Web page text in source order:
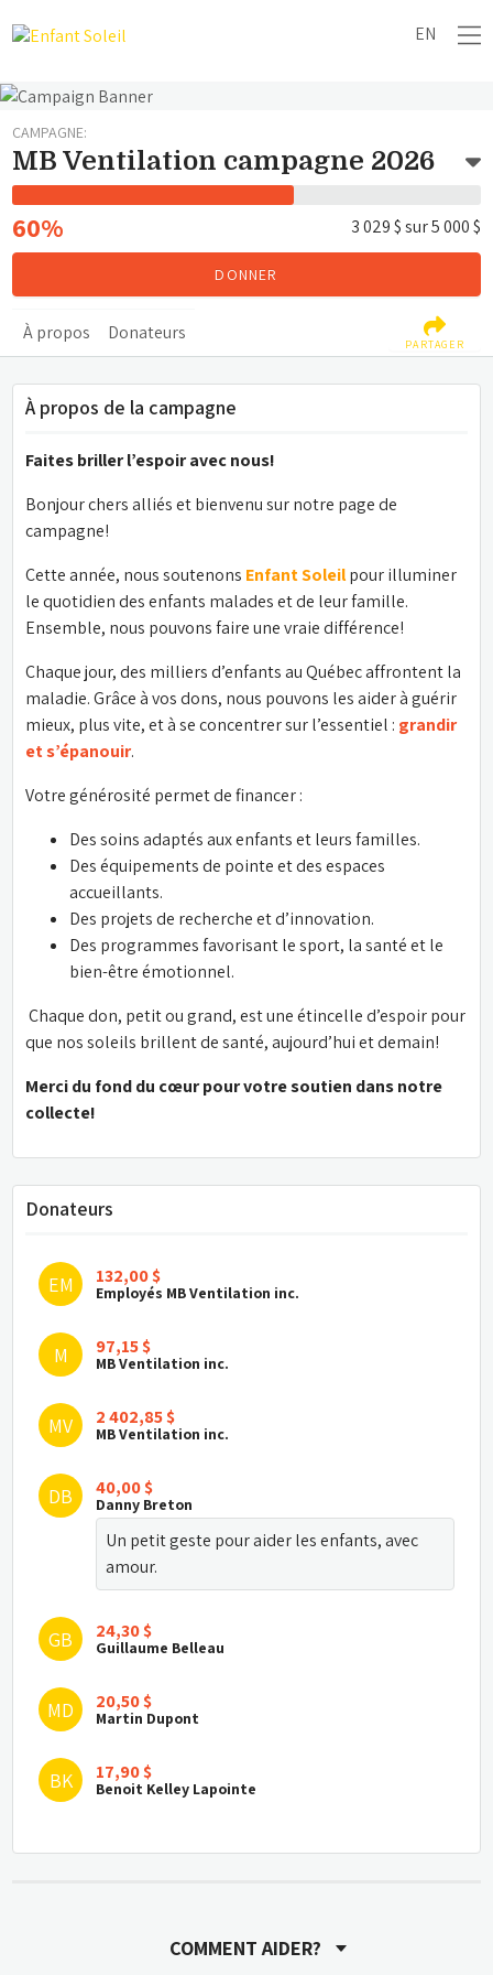
EN
CAMPAGNE:
MB Ventilation campagne 2026
60% 3 029 $sur5 000 $
DONNER
À propos Donateurs PARTAGER
À propos de la campagne
Faites briller l’espoir avec nous!
Bonjour chers alliés et bienvenu sur notre page de
campagne!
Cette année, nous soutenons Enfant Soleilpour illuminer
le quotidien des enfants malades et de leur famille.
Ensemble, nous pouvons faire une vraie différence!
Chaque jour, des milliers d’enfants au Québec affrontent la
maladie. Grâce à vos dons, nous pouvons les aider à guérir
mieux, plus vite, et à se concentrer sur l’essentiel : grandir
et s’épanouir.
Votre générosité permet de financer :
Des soins adaptés aux enfants et leurs familles.
Des équipements de pointe et des espaces
accueillants.
Des projets de recherche et d’innovation.
Des programmes favorisant le sport, la santé et le
bien-être émotionnel.
Chaque don, petit ou grand, est une étincelle d’espoir pour
que nos soleils brillent de santé, aujourd’hui et demain!
Merci du fond du cœur pour votre soutien dans notre
collecte!
Donateurs
EM 132,00 $
Employés MB Ventilation inc.
M 97,15 $
MB Ventilation inc.
MV 2 402,85 $
MB Ventilation inc.
DB 40,00 $
Danny Breton
Un petit geste pour aider les enfants, avec
amour.
GB 24,30 $
Guillaume Belleau
MD 20,50 $
Martin Dupont
BK 17,90 $
Benoit Kelley Lapointe
SM Sébastien Marcotte
COMMENT AIDER?